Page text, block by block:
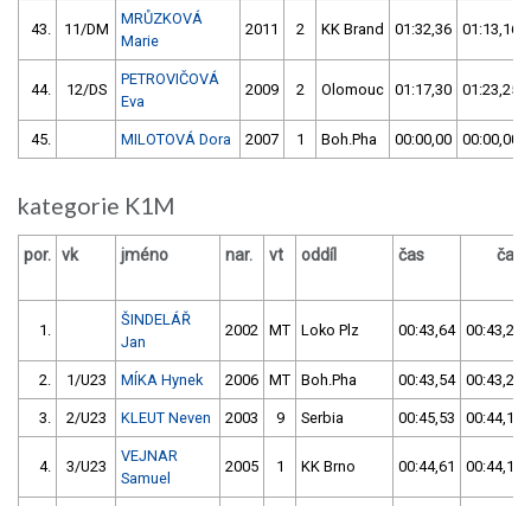
43. 11/DM
MRŮZKOVÁ
Marie
2011 2 KK Brand 01:32,36 01:13,16
44. 12/DS
PETROVIČOVÁ
Eva
2009 2 Olomouc 01:17,30 01:23,25
45. MILOTOVÁ Dora 2007 1 Boh.Pha 00:00,00 00:00,00
kategorie K1M
por. vk jméno nar. vt oddíl čas čas
1.
ŠINDELÁŘ
Jan
2002 MT Loko Plz 00:43,64 00:43,22
2. 1/U23 MÍKA Hynek 2006 MT Boh.Pha 00:43,54 00:43,28
3. 2/U23 KLEUT Neven 2003 9 Serbia 00:45,53 00:44,10
4. 3/U23
VEJNAR
Samuel
2005 1 KK Brno 00:44,61 00:44,19